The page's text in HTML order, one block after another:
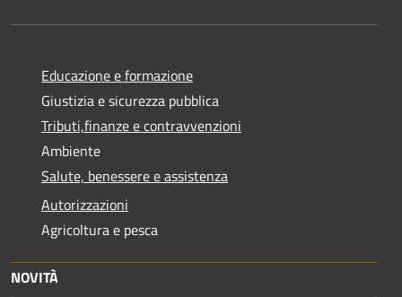
Educazione e formazione
Giustizia e sicurezza pubblica
Tributi,finanze e contravvenzioni
Ambiente
Salute, benessere e assistenza
Autorizzazioni
Agricoltura e pesca
NOVITÀ